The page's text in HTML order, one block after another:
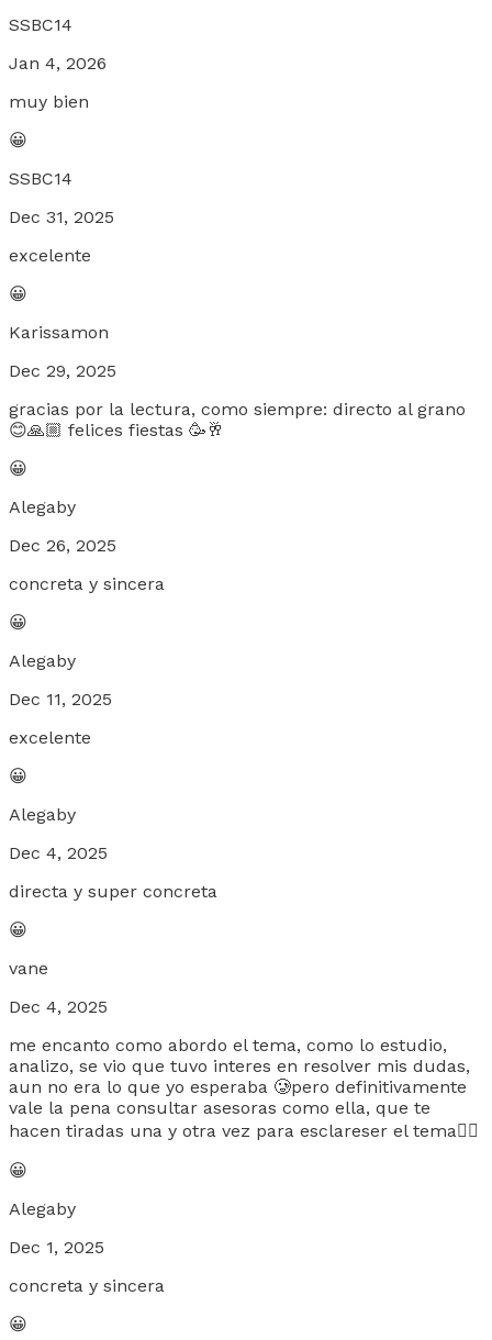
SSBC14
Jan 4, 2026
muy bien
😀
SSBC14
Dec 31, 2025
excelente
😀
Karissamon
Dec 29, 2025
gracias por la lectura, como siempre: directo al grano
😊🙏🏼 felices fiestas 🥳🥂
😀
Alegaby
Dec 26, 2025
concreta y sincera
😀
Alegaby
Dec 11, 2025
excelente
😀
Alegaby
Dec 4, 2025
directa y super concreta
😀
vane
Dec 4, 2025
me encanto como abordo el tema, como lo estudio,
analizo, se vio que tuvo interes en resolver mis dudas,
aun no era lo que yo esperaba 🥲pero definitivamente
vale la pena consultar asesoras como ella, que te
hacen tiradas una y otra vez para esclareser el tema👌🏽
😀
Alegaby
Dec 1, 2025
concreta y sincera
😀